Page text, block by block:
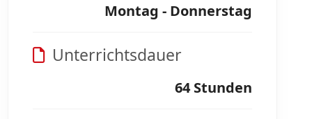
Montag - Donnerstag
Unterrichtsdauer
64 Stunden